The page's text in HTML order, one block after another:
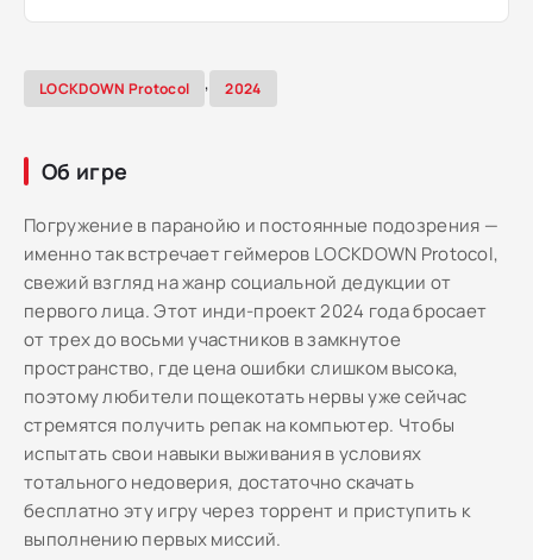
LOCKDOWN Protocol , 2024
Об игре
Погружение в паранойю и постоянные подозрения —
именно так встречает геймеров LOCKDOWN Protocol,
свежий взгляд на жанр социальной дедукции от
первого лица. Этот инди-проект 2024 года бросает
от трех до восьми участников в замкнутое
пространство, где цена ошибки слишком высока,
поэтому любители пощекотать нервы уже сейчас
стремятся получить репак на компьютер. Чтобы
испытать свои навыки выживания в условиях
тотального недоверия, достаточно скачать
бесплатно эту игру через торрент и приступить к
выполнению первых миссий.